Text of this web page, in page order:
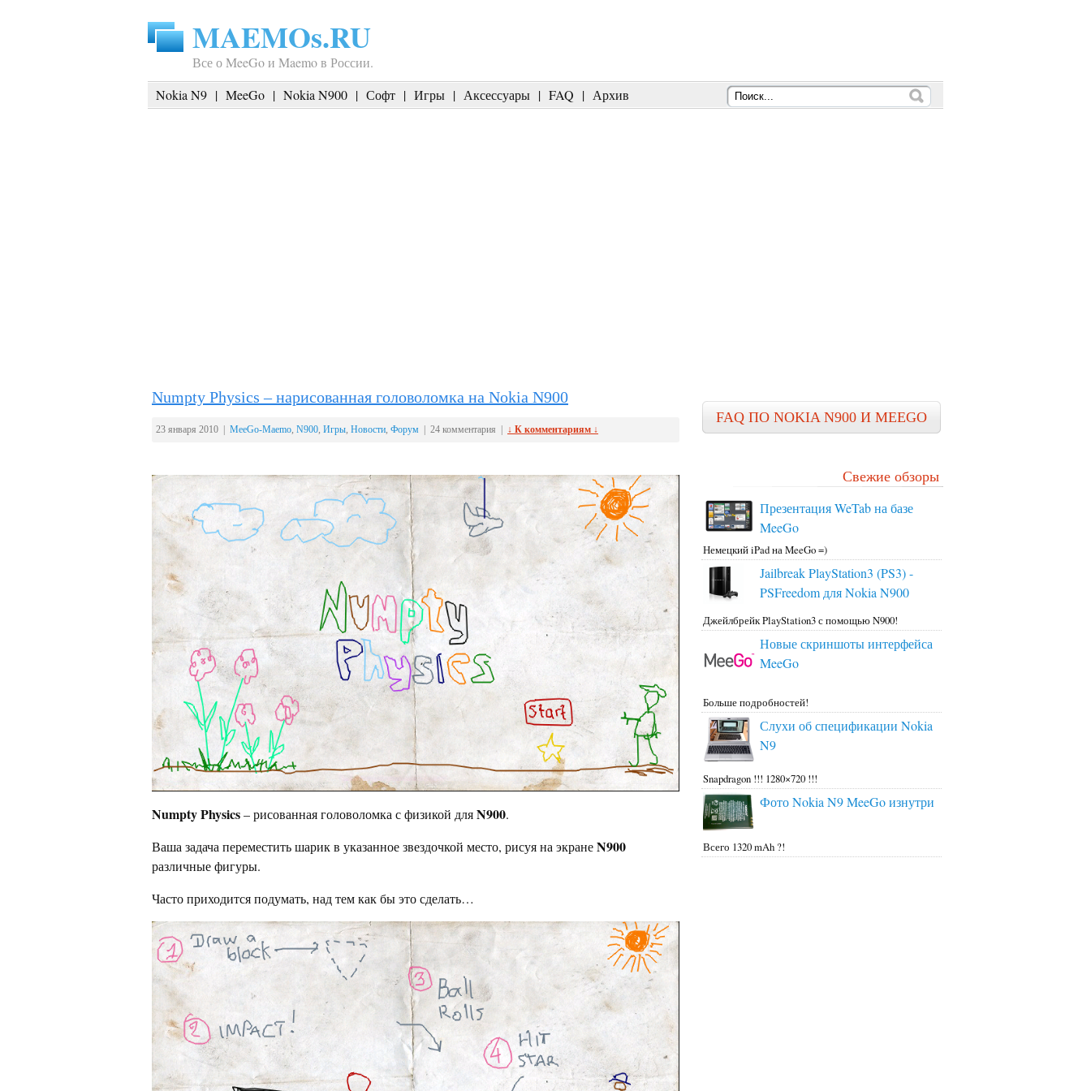
MAEMOs.RU
Все о MeeGo и Maemo в России.
Nokia N9 | MeeGo | Nokia N900 | Софт | Игры | Аксессуары | FAQ | Архив
Numpty Physics – нарисованная головоломка на Nokia N900
23 января 2010 | MeeGo-Maemo, N900, Игры, Новости, Форум | 24 комментария | ↓ К комментариям ↓
Numpty Physics– рисованная головоломка с физикой дляN900.
Ваша задача переместить шарик в указанное звездочкой место, рисуя на экранеN900
различные фигуры.
Часто приходится подумать, над тем как бы это сделать…
FAQ ПО NOKIA N900 И MEEGO
Свежие обзоры
Презентация WeTab на базе
MeeGo
Немецкий iPad на MeeGo =)
Jailbreak PlayStation3 (PS3) -
PSFreedom для Nokia N900
Джейлбрейк PlayStation3 с помощью N900!
Новые скриншоты интерфейса
MeeGo
Больше подробностей!
Слухи об спецификации Nokia
N9
Snapdragon !!! 1280×720 !!!
Фото Nokia N9 MeeGo изнутри
Всего 1320 mAh ?!